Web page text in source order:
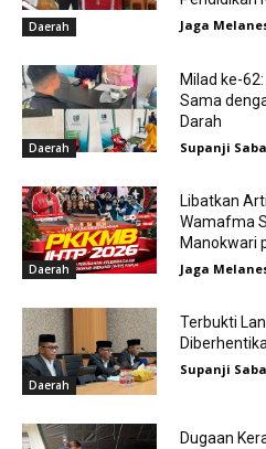
Daerah Jaga
Daerah
Milad ke-
Sama
Darah
Supanji
Daerah
Libatkan
Wamafma
Manokwari
Jaga
Daerah
Terbukti
Supanji
Dugaan